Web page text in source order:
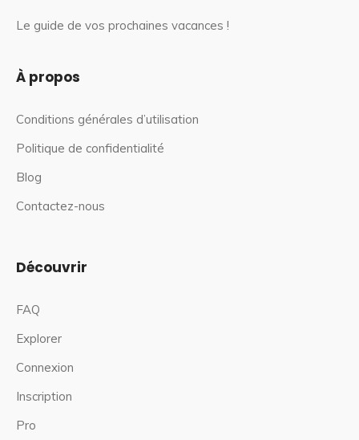
Le guide de vos prochaines vacances !
À propos
Conditions générales d’utilisation
Politique de confidentialité
Blog
Contactez-nous
Découvrir
FAQ
Explorer
Connexion
Inscription
Pro